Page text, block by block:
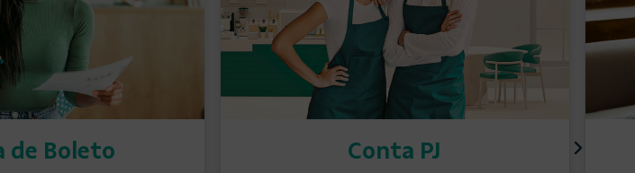
de Boleto Conta PJ